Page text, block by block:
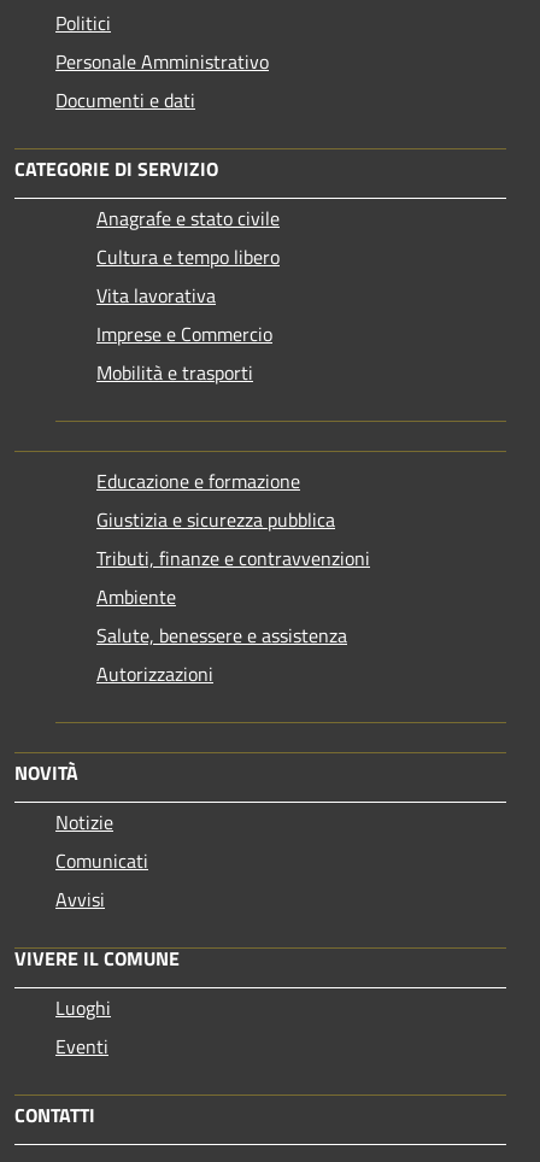
Politici
Personale Amministrativo
Documenti e dati
CATEGORIE DI SERVIZIO
Anagrafe e stato civile
Cultura e tempo libero
Vita lavorativa
Imprese e Commercio
Mobilità e trasporti
Educazione e formazione
Giustizia e sicurezza pubblica
Tributi, finanze e contravvenzioni
Ambiente
Salute, benessere e assistenza
Autorizzazioni
NOVITÀ
Notizie
Comunicati
Avvisi
VIVERE IL COMUNE
Luoghi
Eventi
CONTATTI